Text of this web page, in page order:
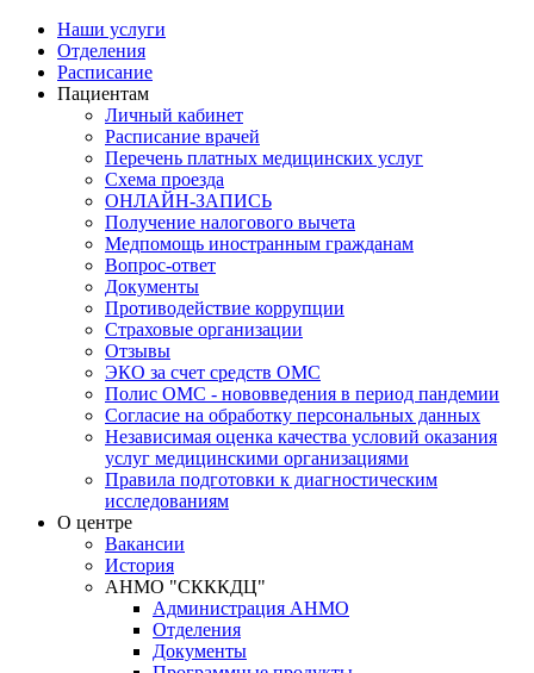
Наши услуги
Отделения
Расписание
Пациентам
Личный кабинет
Расписание врачей
Перечень платных медицинских услуг
Схема проезда
ОНЛАЙН-ЗАПИСЬ
Получение налогового вычета
Медпомощь иностранным гражданам
Вопрос-ответ
Документы
Противодействие коррупции
Страховые организации
Отзывы
ЭКО за счет средств ОМС
Полис ОМС - нововведения в период пандемии
Согласие на обработку персональных данных
Независимая оценка качества условий оказания
услуг медицинскими организациями
Правила подготовки к диагностическим
исследованиям
О центре
Вакансии
История
АНМО "СКККДЦ"
Администрация АНМО
Отделения
Документы